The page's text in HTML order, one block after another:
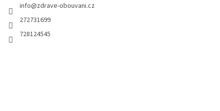
info@zdrave-obouvani.cz
272731699
728124545